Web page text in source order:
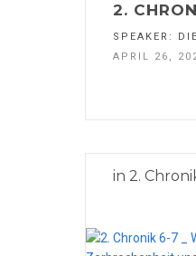
2.
SPEAKER:
APRIL 26,
in 2.